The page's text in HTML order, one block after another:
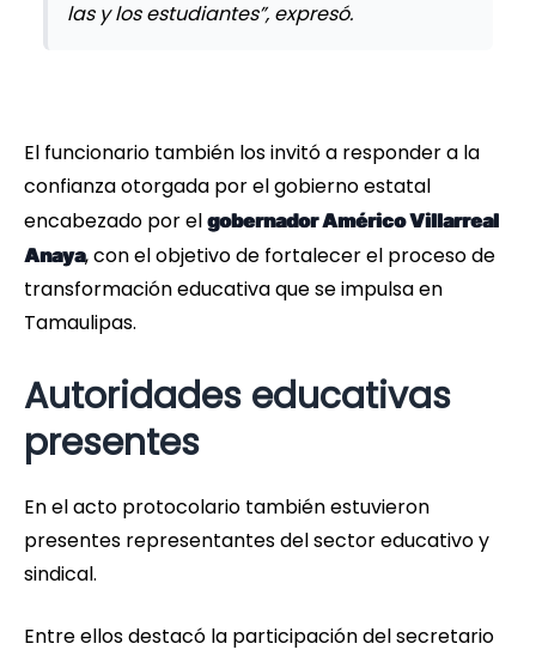
las y los estudiantes”, expresó.
El funcionario también los invitó a responder a la
confianza otorgada por el gobierno estatal
encabezado por el gobernador Américo Villarreal
Anaya, con el objetivo de fortalecer el proceso de
transformación educativa que se impulsa en
Tamaulipas.
Autoridades educativas
presentes
En el acto protocolario también estuvieron
presentes representantes del sector educativo y
sindical.
Entre ellos destacó la participación del secretario